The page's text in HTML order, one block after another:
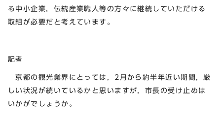
る中小企業，伝統産業職人等の方々に継続していただける
取組が必要だと考えています。
記者
京都の観光業界にとっては，2月から約半年近い期間，厳
しい状況が続いているかと思いますが，市長の受け止めは
いかがでしょうか。